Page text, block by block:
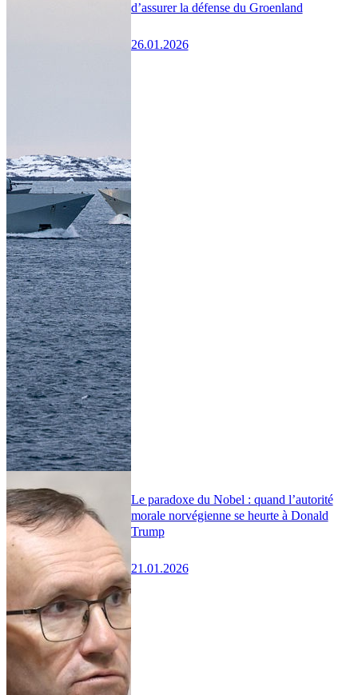
d’assurer la défense du Groenland
26.01.2026
Le paradoxe du Nobel : quand l’autorité
morale norvégienne se heurte à Donald
Trump
21.01.2026